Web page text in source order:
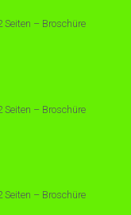
– Broschüre
– Broschüre
– Broschüre